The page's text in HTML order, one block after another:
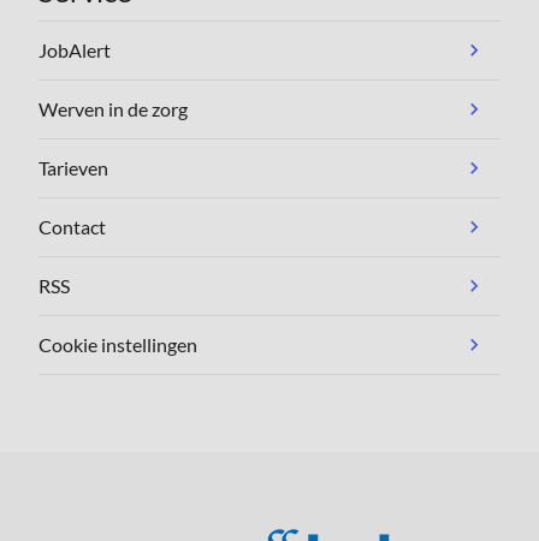
JobAlert
Werven in de zorg
Tarieven
Contact
RSS
Cookie instellingen